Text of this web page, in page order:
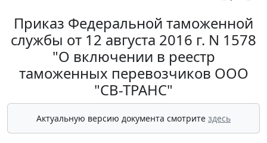
Приказ Федеральной таможенной
службы от 12 августа 2016 г. N 1578
"О включении в реестр
таможенных перевозчиков ООО
"СВ-ТРАНС"
Актуальную версию документа смотрите здесь